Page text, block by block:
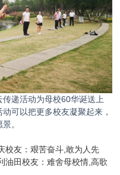
递活动为母校60华诞送上
可以把更多校友凝聚起来，
。
校友：艰苦奋斗,敢为人先
油田校友：难舍母校情,高歌